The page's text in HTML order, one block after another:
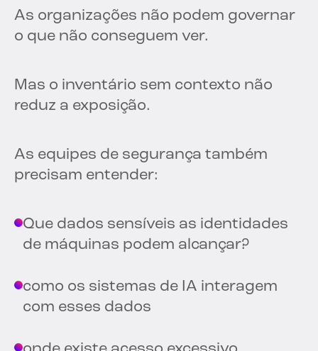
As organizações não podem governar
o que não conseguem ver.
Mas o inventário sem contexto não
reduz a exposição.
As equipes de segurança também
precisam entender:
Que dados sensíveis as identidades
de máquinas podem alcançar?
como os sistemas de IA interagem
com esses dados